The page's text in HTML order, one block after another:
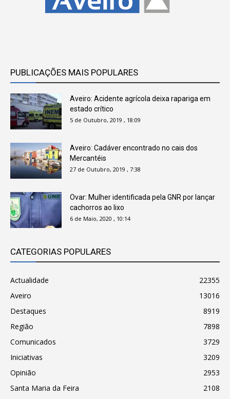
PUBLICAÇÕES MAIS POPULARES
Aveiro: Acidente agrícola deixa rapariga em
estado crítico
5 de Outubro, 2019 , 18:09
Aveiro: Cadáver encontrado no cais dos
Mercantéis
27 de Outubro, 2019 , 7:38
Ovar: Mulher identificada pela GNR por lançar
cachorros ao lixo
6 de Maio, 2020 , 10:14
CATEGORIAS POPULARES
Actualidade
22355
Aveiro
13016
Destaques
8919
Região
7898
Comunicados
3729
Iniciativas
3209
Opinião
2953
Santa Maria da Feira
2108